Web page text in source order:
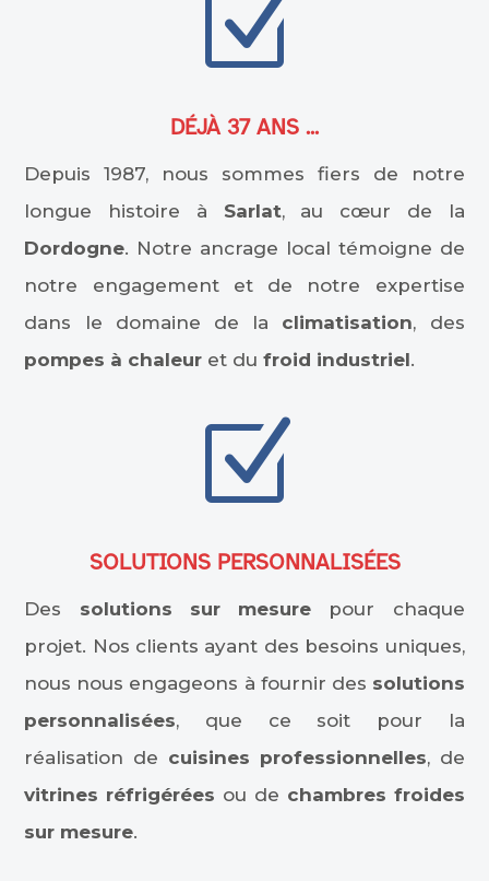
Z
DÉJÀ 37 ANS ...
Depuis 1987, nous sommes fiers de notre
longue histoire à Sarlat, au cœur de la
Dordogne. Notre ancrage local témoigne de
notre engagement et de notre expertise
dans le domaine de la climatisation, des
pompes à chaleur et dufroid industriel.
Z
SOLUTIONS PERSONNALISÉES
Des solutions sur mesure pour chaque
projet. Nos clients ayant des besoins uniques,
nous nous engageons à fournir des solutions
personnalisées, que ce soit pour la
réalisation de cuisines professionnelles, de
vitrines réfrigérées ou de chambres froides
sur mesure.